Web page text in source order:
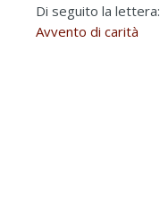
Di seguito la lettera:
Avvento di carità